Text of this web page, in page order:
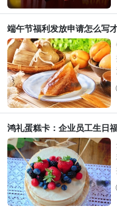
端午节福利发放申请怎么写
鸿礼蛋糕卡：企业员工生日